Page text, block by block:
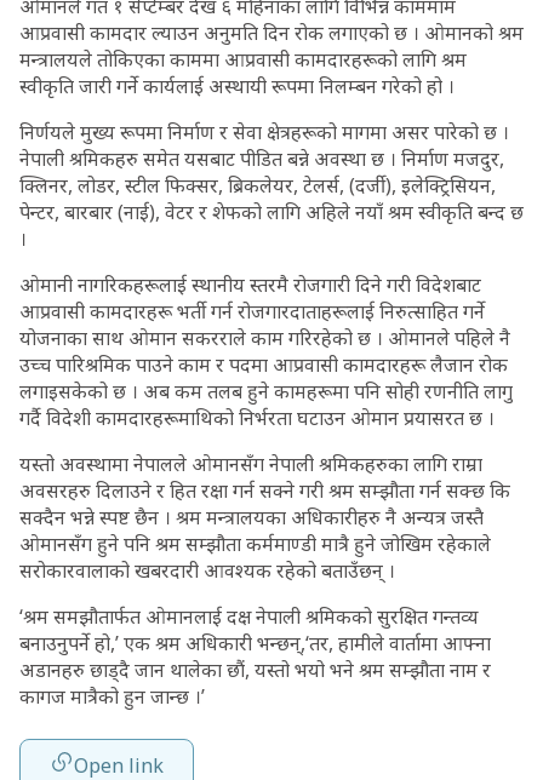
ओमानले गत १ सेप्टेम्बर देख ६ महिनाका लागि विभिन्न काममाम
आप्रवासी कामदार ल्याउन अनुमति दिन रोक लगाएको छ । ओमानको श्रम
मन्त्रालयले तोकिएका काममा आप्रवासी कामदारहरूको लागि श्रम
स्वीकृति जारी गर्ने कार्यलाई अस्थायी रूपमा निलम्बन गरेको हो ।
निर्णयले मुख्य रूपमा निर्माण र सेवा क्षेत्रहरूको मागमा असर पारेको छ ।
नेपाली श्रमिकहरु समेत यसबाट पीडित बन्ने अवस्था छ । निर्माण मजदुर,
क्लिनर, लोडर, स्टील फिक्सर, ब्रिकलेयर, टेलर्स, (दर्जी), इलेक्ट्रिसियन,
पेन्टर, बारबार (नाई), वेटर र शेफको लागि अहिले नयाँ श्रम स्वीकृति बन्द छ
।
ओमानी नागरिकहरूलाई स्थानीय स्तरमै रोजगारी दिने गरी विदेशबाट
आप्रवासी कामदारहरू भर्ती गर्न रोजगारदाताहरूलाई निरुत्साहित गर्ने
योजनाका साथ ओमान सकरराले काम गरिरहेको छ । ओमानले पहिले नै
उच्च पारिश्रमिक पाउने काम र पदमा आप्रवासी कामदारहरू लैजान रोक
लगाइसकेको छ । अब कम तलब हुने कामहरूमा पनि सोही रणनीति लागु
गर्दै विदेशी कामदारहरूमाथिको निर्भरता घटाउन ओमान प्रयासरत छ ।
यस्तो अवस्थामा नेपालले ओमानसँग नेपाली श्रमिकहरुका लागि राम्रा
अवसरहरु दिलाउने र हित रक्षा गर्न सक्ने गरी श्रम सम्झौता गर्न सक्छ कि
सक्दैन भन्ने स्पष्ट छैन । श्रम मन्त्रालयका अधिकारीहरु नै अन्यत्र जस्तै
ओमानसँग हुने पनि श्रम सम्झौता कर्ममाण्डी मात्रै हुने जोखिम रहेकाले
सरोकारवालाको खबरदारी आवश्यक रहेको बताउँछन् ।
‘श्रम समझौतार्फत ओमानलाई दक्ष नेपाली श्रमिकको सुरक्षित गन्तव्य
बनाउनुपर्ने हो,’ एक श्रम अधिकारी भन्छन्,‘तर, हामीले वार्तामा आफ्ना
अडानहरु छाड्दै जान थालेका छौं, यस्तो भयो भने श्रम सम्झौता नाम र
कागज मात्रैको हुन जान्छ ।’
Open link